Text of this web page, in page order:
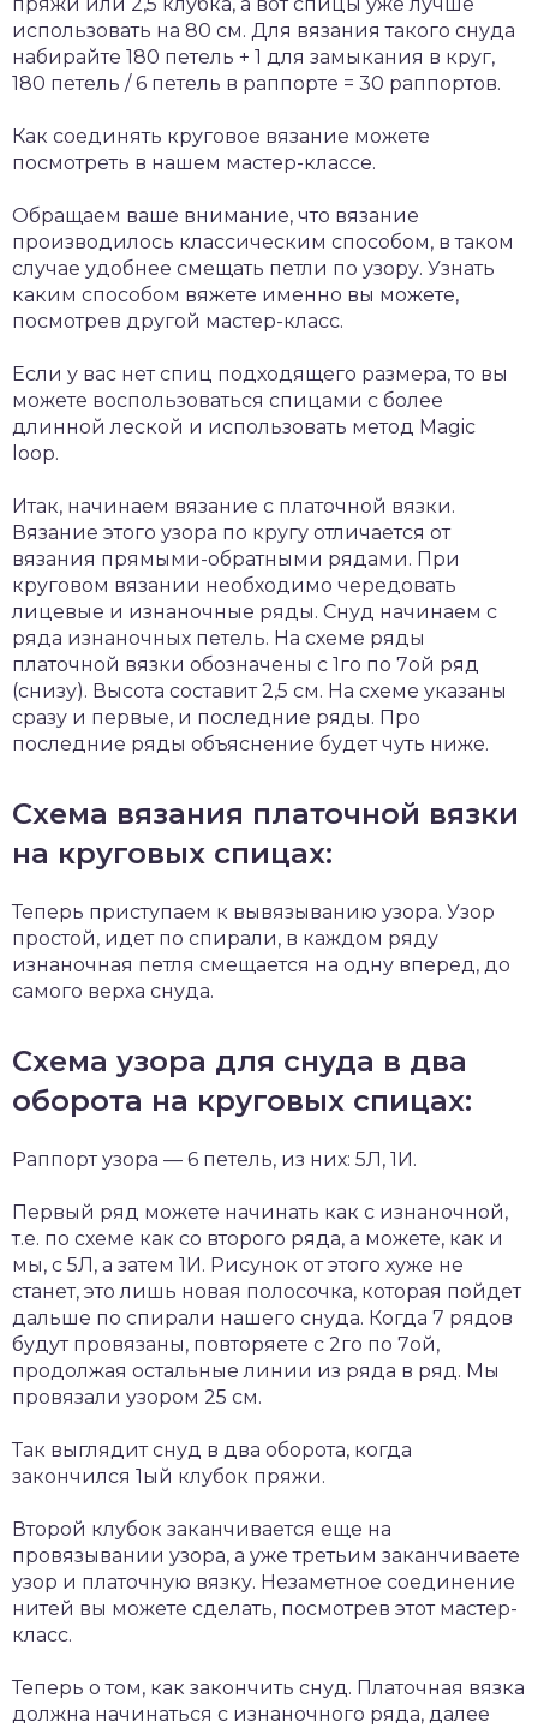
использовать на 80 см. Для вязания такого снуда
набирайте 180 петель + 1 для замыкания в круг,
180 петель / 6 петель в раппорте = 30 раппортов.
Как соединять круговое вязание можете
посмотреть в нашем мастер-классе.
Обращаем ваше внимание, что вязание
производилось классическим способом, в таком
случае удобнее смещать петли по узору. Узнать
каким способом вяжете именно вы можете,
посмотрев другой мастер-класс.
Если у вас нет спиц подходящего размера, то вы
можете воспользоваться спицами с более
длинной леской и использовать метод Magic
loop.
Итак, начинаем вязание с платочной вязки.
Вязание этого узора по кругу отличается от
вязания прямыми-обратными рядами. При
круговом вязании необходимо чередовать
лицевые и изнаночные ряды. Снуд начинаем с
ряда изнаночных петель. На схеме ряды
платочной вязки обозначены с 1го по 7ой ряд
(снизу). Высота составит 2,5 см. На схеме указаны
сразу и первые, и последние ряды. Про
последние ряды объяснение будет чуть ниже.
Схема вязания платочной вязки
на круговых спицах:
Теперь приступаем к вывязыванию узора. Узор
простой, идет по спирали, в каждом ряду
изнаночная петля смещается на одну вперед, до
самого верха снуда.
Схема узора для снуда в два
оборота на круговых спицах:
Раппорт узора — 6 петель, из них: 5Л, 1И.
Первый ряд можете начинать как с изнаночной,
т.е. по схеме как со второго ряда, а можете, как и
мы, с 5Л, а затем 1И. Рисунок от этого хуже не
станет, это лишь новая полосочка, которая пойдет
дальше по спирали нашего снуда. Когда 7 рядов
будут провязаны, повторяете с 2го по 7ой,
продолжая остальные линии из ряда в ряд. Мы
провязали узором 25 см.
Так выглядит снуд в два оборота, когда
закончился 1ый клубок пряжи.
Второй клубок заканчивается еще на
провязывании узора, а уже третьим заканчиваете
узор и платочную вязку. Незаметное соединение
нитей вы можете сделать, посмотрев этот мастер-
класс.
Теперь о том, как закончить снуд. Платочная вязка
должна начинаться с изнаночного ряда, далее